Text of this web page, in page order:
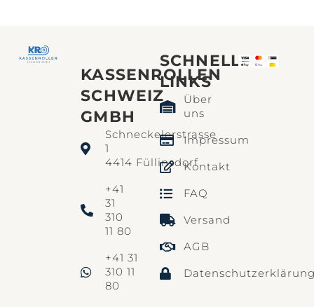
KASSENROLLEN
SCHWEIZ
GMBH
Schneckelerstrasse
1
4414 Füllinsdorf
+41
31
310
11 80
+41 31
310 11
80
SCHNELLE
LINKS​
Über
uns
Impressum
Kontakt
FAQ
Versand
AGB